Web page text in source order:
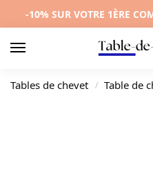
-10% SUR VOTRE 1ÈRE
Tables de chevet / Table de